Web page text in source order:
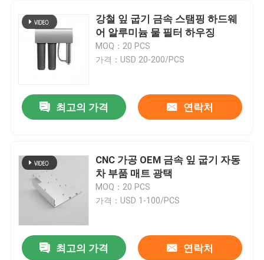
강철 잎 굽기 금속 스탬핑 하드웨
어 알루미늄 물 필터 하우징
MOQ：20 PCS
가격：USD 20-200/PCS
최고의 가격 연락처
CNC 가공 OEM 금속 잎 굽기 자동
차 부품 매트 광택
MOQ：20 PCS
가격：USD 1-100/PCS
최고의 가격 연락처